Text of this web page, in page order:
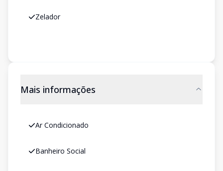
Zelador
Mais informações
Ar Condicionado
Banheiro Social